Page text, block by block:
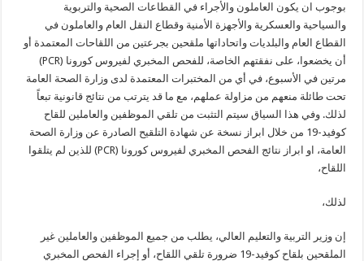
بوجوب ان يكون العاملون والأجراء في القطاعات الصحية والتربوية
والسياحية والعسكرية والأجهزة الأمنية وقطاع النقل العام والعاملون في
القطاع العام والبلديات واتحاداتها ملقحين بجرعتين من اللقاحات المعتمدة أو
أن يخضعوا، على نفقتهم الخاصة، للفحص المخبري لفيروس كورونا (PCR)
مرتين في الأسبوع، في أي من المختبرات المعتمدة لدى وزارة الصحة العامة
تحت طائلة منعهم من مزاولة عملهم، مع ما قد يترتب من نتائج قانونية تبعاً
لذلك. وفي هذا السياق سيتم التثبت من تلقي الموظفين والعاملين للقاح
كوفيد-19 من خلال ابراز نسخة عن شهادة التلقيح الصادرة عن وزارة الصحة
العامة، او ابراز نتائج الفحص المخبري لفيروس كورونا (PCR) للذين لم يتلقوا
اللقاح،
لذلك،
إن وزير التربية والتعليم العالي، يطلب من جميع الموظفين والعاملين غير
الملقحين بلقاح كوفيد-19 ضرورة تلقي اللقاح، أو إجراء الفحص المخبري